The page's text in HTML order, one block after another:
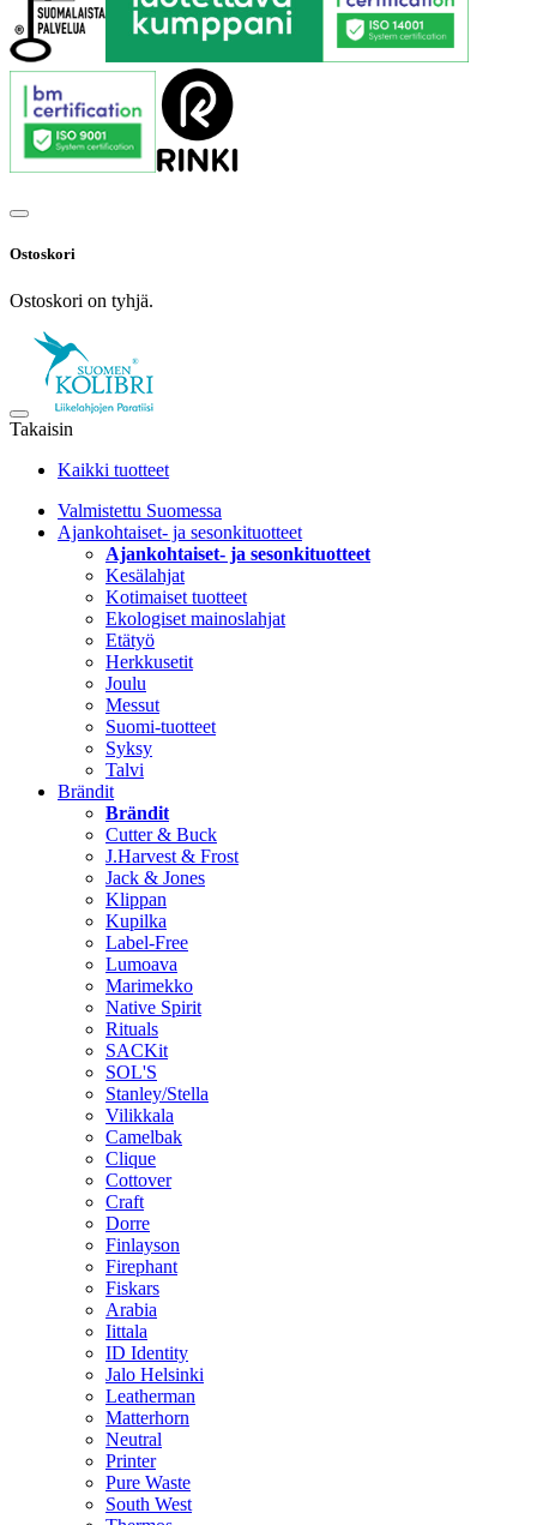
Ostoskori
Ostoskori on tyhjä.
Takaisin
Kaikki tuotteet
Valmistettu Suomessa
Ajankohtaiset- ja sesonkituotteet
Ajankohtaiset- ja sesonkituotteet
Kesälahjat
Kotimaiset tuotteet
Ekologiset mainoslahjat
Etätyö
Herkkusetit
Joulu
Messut
Suomi-tuotteet
Syksy
Talvi
Brändit
Brändit
Cutter & Buck
J.Harvest & Frost
Jack & Jones
Klippan
Kupilka
Label-Free
Lumoava
Marimekko
Native Spirit
Rituals
SACKit
SOL'S
Stanley/Stella
Vilikkala
Camelbak
Clique
Cottover
Craft
Dorre
Finlayson
Firephant
Fiskars
Arabia
Iittala
ID Identity
Jalo Helsinki
Leatherman
Matterhorn
Neutral
Printer
Pure Waste
South West